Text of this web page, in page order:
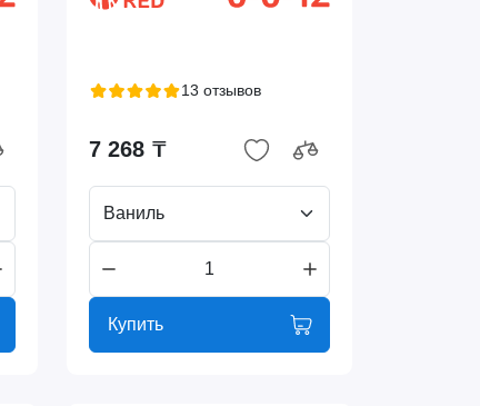
13 отзывов
7 268 ₸
Ваниль
Купить